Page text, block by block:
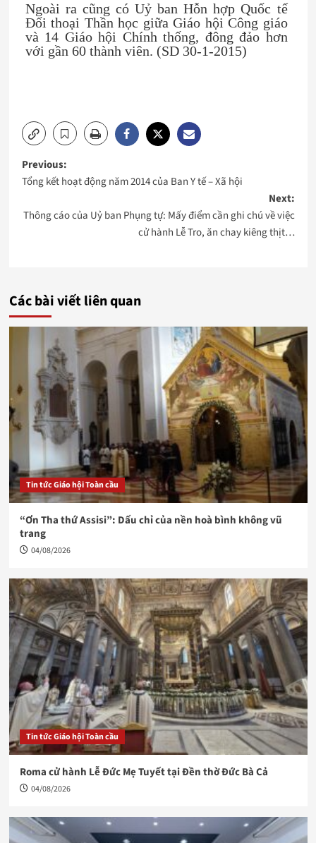
Ngoài ra cũng có Uỷ ban Hỗn hợp Quốc tế
Đối thoại Thần học giữa Giáo hội Công giáo
và 14 Giáo hội Chính thống, đông đảo hơn
với gần 60 thành viên. (SD 30-1-2015)
Post
navigation
Previous:
Tổng kết hoạt động năm 2014 của Ban Y tế – Xã hội
Next:
Thông cáo của Uỷ ban Phụng tự: Mấy điểm cần ghi chú về việc
cử hành Lễ Tro, ăn chay kiêng thịt…
Các bài viết liên quan
Tin tức Giáo hội Toàn cầu
“Ơn Tha thứ Assisi”: Dấu chỉ của nền hoà bình không vũ
trang
04/08/2026
Tin tức Giáo hội Toàn cầu
Roma cử hành Lễ Đức Mẹ Tuyết tại Đền thờ Đức Bà Cả
04/08/2026